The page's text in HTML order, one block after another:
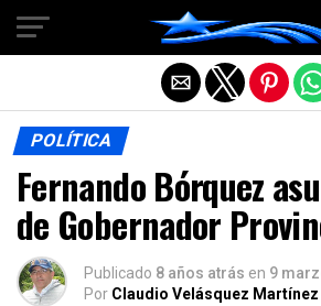
POLÍTICA
Fernando Bórquez
de Gobernador
Publicado 8 años atrás en 9
Por Claudio Velásquez Martínez
Salir de la versión